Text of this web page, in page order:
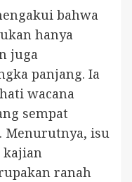
bahwa
hanya
juga
panjang. Ia
wacana
sempat
Menurutnya, isu
ranah